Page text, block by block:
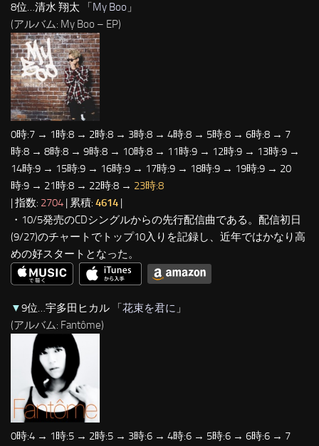
8位…清水 翔太 「My Boo 」
(アルバム: My Boo – EP)
0時:7 → 1時:8 → 2時:8 → 3時:8 → 4時:8 → 5時:8 → 6時:8 → 7
時:8 → 8時:8 → 9時:8 → 10時:8 → 11時:9 → 12時:9 → 13時:9 →
14時:9 → 15時:9 → 16時:9 → 17時:9 → 18時:9 → 19時:9 → 20
時:9 → 21時:8 → 22時:8 → 23時:8
| 指数: 2704 | 累積: 4614 |
・10/5発売のCDシングルからの先行配信曲である。配信初日
(9/27)のチャートでトップ10入りを記録し、近年ではかなり高
めの好スタートとなった。
▼9位…宇多田ヒカル 「花束を君に 」
(アルバム: Fantôme)
0時:4 → 1時:5 → 2時:5 → 3時:6 → 4時:6 → 5時:6 → 6時:6 → 7